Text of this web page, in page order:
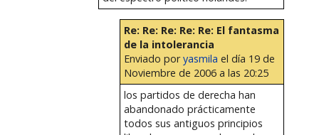
Re: Re: Re: Re: Re: El fantasma
de la intolerancia
Enviado poryasmila el día 19 de
Noviembre de 2006 a las 20:25
los partidos de derecha han
abandonado prácticamente
todos sus antiguos principios